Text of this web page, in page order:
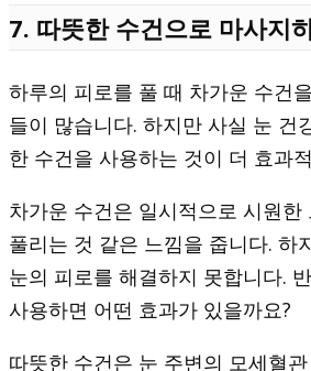
7. 따뜻한 수건으로 마사지
하루의 피로를 풀 때 차가운 수건
들이 많습니다. 하지만 사실 눈 건
한 수건을 사용하는 것이 더 효과
차가운 수건은 일시적으로 시원
풀리는 것 같은 느낌을 줍니다. 하
눈의 피로를 해결하지 못합니다.
사용하면 어떤 효과가 있을까요?
따뜻한 수건은 눈 주변의 모세혈